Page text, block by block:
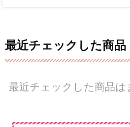
最近チェックした商品
最近チェックした商品は